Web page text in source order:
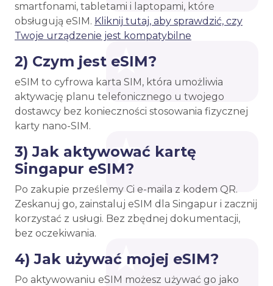
smartfonami, tabletami i laptopami, które
obsługują eSIM. Kliknij tutaj, aby sprawdzić, czy
Twoje urządzenie jest kompatybilne
2) Czym jest eSIM?
eSIM to cyfrowa karta SIM, która umożliwia
aktywację planu telefonicznego u twojego
dostawcy bez konieczności stosowania fizycznej
karty nano-SIM.
3) Jak aktywować kartę
Singapur eSIM?
Po zakupie prześlemy Ci e-maila z kodem QR.
Zeskanuj go, zainstaluj eSIM dla Singapur i zacznij
korzystać z usługi. Bez zbędnej dokumentacji,
bez oczekiwania.
4) Jak używać mojej eSIM?
Po aktywowaniu eSIM możesz używać go jako